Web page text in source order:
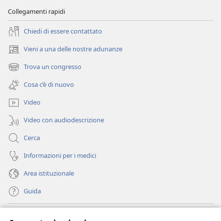
Collegamenti rapidi
Chiedi di essere contattato
Vieni a una delle nostre adunanze
(apre
una
nuova
finestra)
Trova un congresso
(apre
una
nuova
finestra)
Cosa c’è di nuovo
Video
Video con audiodescrizione
Cerca
Informazioni per i medici
Area istituzionale
Guida